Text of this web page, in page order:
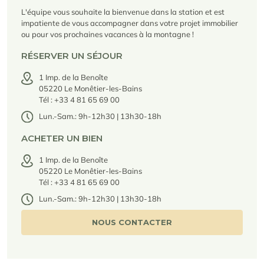
Résidences
Voir tous nos séjours
SERVICES
Niveaux de services
Pass conciergerie
Louer mon bien
Besoin d'inspiration ?
Questions fréquentes
En savoir plus
Découvrir La Rosière
Un cadre ensoleillé où nature et douceur de vivre se
rencontrent
En savoir plus
Découvrir La Rosière
Un cadre ensoleillé où nature et douceur de vivre se
rencontrent
En savoir plus
En savoir plus
Etude annuelle de l'immobilier de montagne par Cimalpes
Courchevel Le Praz
Courchevel Moriond
Courchevel Village
Crest-Voland
La Rosière
Les Saisies
Les Menuires
Megève
Méribel Village
Morzine
En savoir plus
SERVICES
Propriétaires
Expertise marché
Questions fréquentes
Le Kandahar
Résidence exclusive à Val d'Isère
En savoir plus
En savoir plus
Gérer mon bien
Nos honoraires
Questions fréquentes
Cimalpes vous accompagne à chaque étape
En savoir plus
NOS DERNIERS ARTICLES
Conseils immobiliers
Rénover, réhabiliter, rentabiliser
L'équipe vous souhaite la bienvenue dans la station et est
impatiente de vous accompagner dans votre projet immobilier
ou pour vos prochaines vacances à la montagne !
RÉSERVER UN SÉJOUR
1 Imp. de la Benoîte
05220 Le Monêtier-les-Bains
Tél : +33 4 81 65 69 00
Lun.-Sam.: 9h-12h30 | 13h30-18h
ACHETER UN BIEN
1 Imp. de la Benoîte
05220 Le Monêtier-les-Bains
Tél : +33 4 81 65 69 00
Lun.-Sam.: 9h-12h30 | 13h30-18h
NOUS CONTACTER